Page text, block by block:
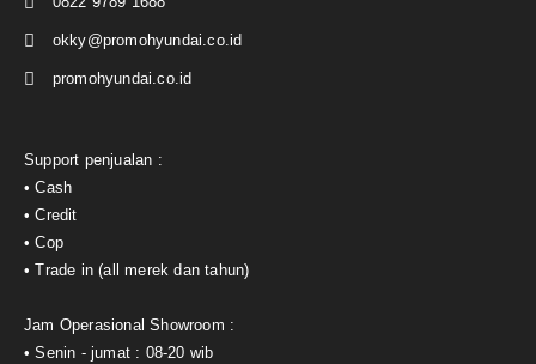
okky@promohyundai.co.id
promohyundai.co.id
Support penjualan :
• Cash
• Credit
• Cop
• Trade in (all merek dan tahun)
Jam Operasional Showroom :
• Senin - jumat : 08-20 wib